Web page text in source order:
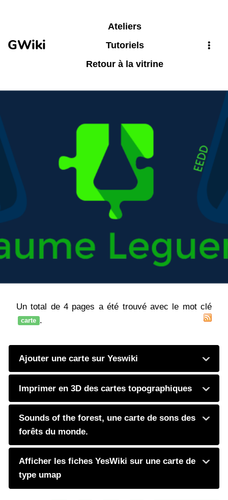
GWiki
Ateliers
Tutoriels
Retour à la vitrine
Un total de 4 pages a été trouvé avec le mot clé
carte .
Ajouter une carte sur Yeswiki
Imprimer en 3D des cartes topographiques
Sounds of the forest, une carte de sons des
forêts du monde.
Afficher les fiches YesWiki sur une carte de
type umap